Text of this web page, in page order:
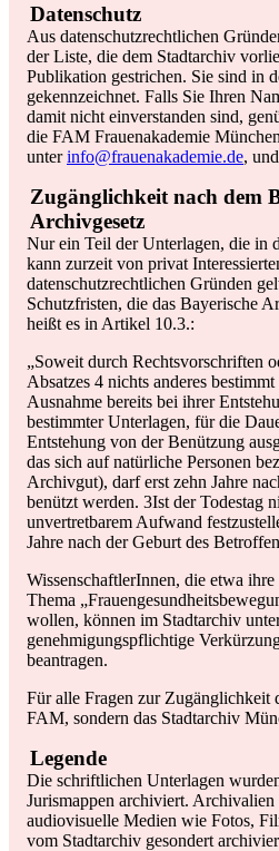
Datenschutz
Aus datenschutzrechtlichen
der Liste, die dem Stadtarchiv
Publikation gestrichen. Sie sind in
gekennzeichnet. Falls Sie Ihren
damit nicht einverstanden sind,
die FAM Frauenakademie
unterinfo@frauenakademie.de,
Zugänglichkeit nach dem
Archivgesetz
Nur ein Teil der Unterlagen, die in
kann zurzeit von privat
datenschutzrechtlichen Gründen
Schutzfristen, die das Bayerische
heißt es in Artikel 10.3.:
„Soweit durch Rechtsvorschriften
Absatzes 4 nichts anderes
Ausnahme bereits bei ihrer
bestimmter Unterlagen, für die
Entstehung von der Benützung
das sich auf natürliche Personen
Archivgut), darf erst zehn Jahre
benützt werden. 3Ist der Todestag
unvertretbarem Aufwand
Jahre nach der Geburt des
WissenschaftlerInnen, die etwa
Thema
wollen, können im Stadtarchiv
genehmigungspflichtige
beantragen.
Für alle Fragen zur Zugänglichkeit
FAM, sondern das Stadtarchiv
Legende
Die schriftlichen Unterlagen
Jurismappen archiviert. Archivalien
audiovisuelle Medien wie Fotos,
vom Stadtarchiv gesondert